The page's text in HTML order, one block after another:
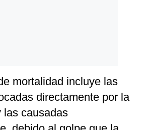
mortalidad incluye las
directamente por la
las causadas